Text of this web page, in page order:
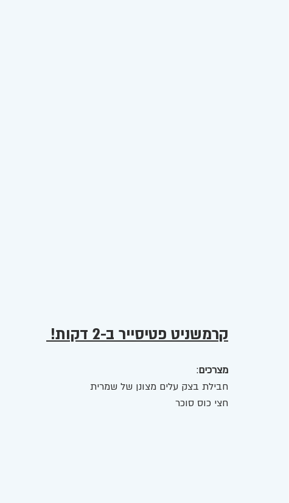
קרמשניט פטיסייר ב-2 דקות!
מצרכים:
חבילת בצק עלים מצונן של שמרית
חצי כוס סוכר